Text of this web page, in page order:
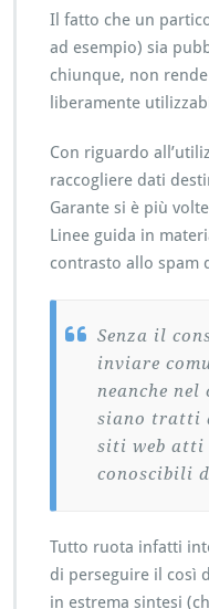
Il fatto che un
ad esempio) sia
chiunque, non
liberamente
Con riguardo
raccogliere dati
Garante si è più
Linee guida in
contrasto allo spam
Senza il
inviare
neanche
siano tratti
siti web atti
conoscibili
Tutto ruota infatti
di perseguire il così
in estrema sintesi